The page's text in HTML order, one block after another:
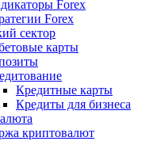
Forex
Forex
сектор
карты
Кредитные карты
Кредиты для бизнеса
криптовалют